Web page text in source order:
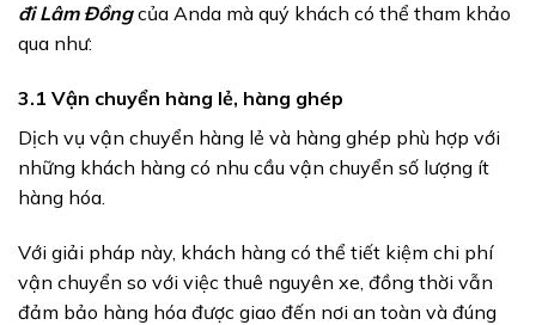
đi Lâm Đồngcủa Anda mà quý khách có thể tham khảo
qua như:
3.1 Vận chuyển hàng lẻ, hàng ghép
Dịch vụ vận chuyển hàng lẻ và hàng ghép phù hợp với
những khách hàng có nhu cầu vận chuyển số lượng ít
hàng hóa.
Với giải pháp này, khách hàng có thể tiết kiệm chi phí
vận chuyển so với việc thuê nguyên xe, đồng thời vẫn
đảm bảo hàng hóa được giao đến nơi an toàn và đúng